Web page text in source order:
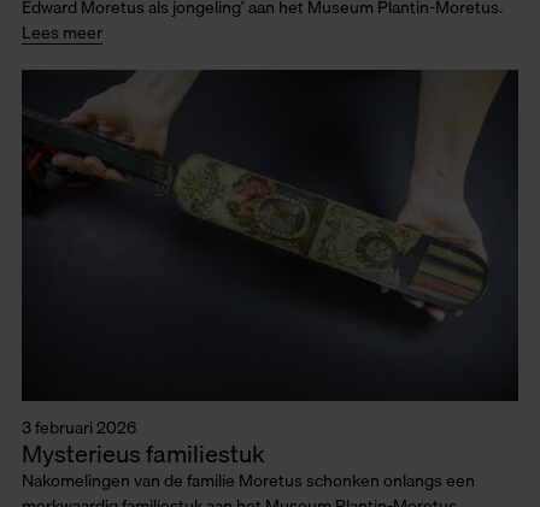
Edward Moretus als jongeling’ aan het Museum Plantin-Moretus.
Lees meer
3 februari 2026
Mysterieus familiestuk
Nakomelingen van de familie Moretus schonken onlangs een